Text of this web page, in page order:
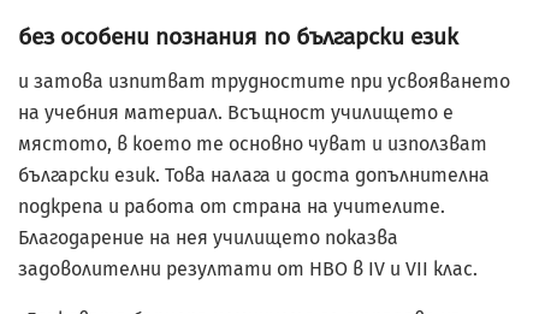
без особени познания по български език
и затова изпитват трудностите при усвояването
на учебния материал. Всъщност училището е
мястото, в което те основно чуват и използват
български език. Това налага и доста допълнителна
подкрепа и работа от страна на учителите.
Благодарение на нея училището показва
задоволителни резултати от НВО в IV и VII клас.